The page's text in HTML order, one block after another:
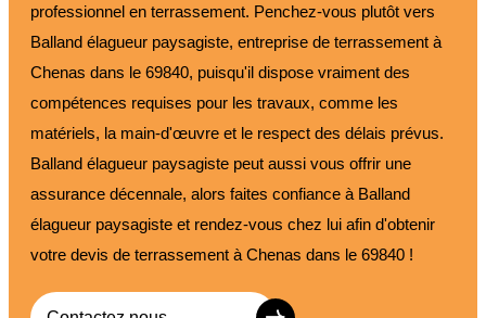
professionnel en terrassement. Penchez-vous plutôt vers
Balland élagueur paysagiste, entreprise de terrassement à
Chenas dans le 69840, puisqu'il dispose vraiment des
compétences requises pour les travaux, comme les
matériels, la main-d'œuvre et le respect des délais prévus.
Balland élagueur paysagiste peut aussi vous offrir une
assurance décennale, alors faites confiance à Balland
élagueur paysagiste et rendez-vous chez lui afin d'obtenir
votre devis de terrassement à Chenas dans le 69840 !